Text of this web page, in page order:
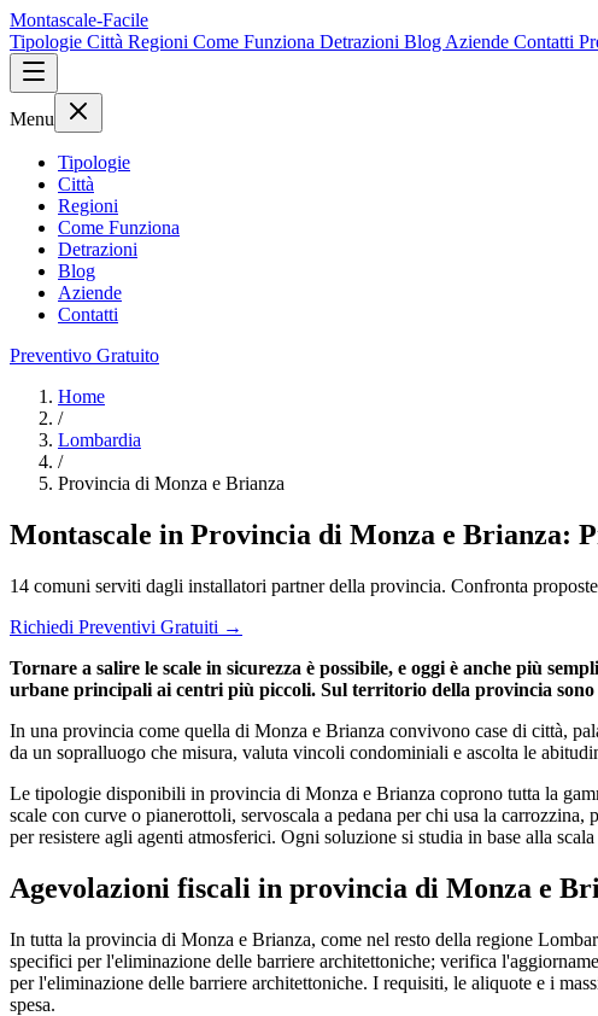
Montascale-Facile
Tipologie Città Regioni Come Funziona Detrazioni Blog Aziende Contatti
Menu
Tipologie
Città
Regioni
Come Funziona
Detrazioni
Blog
Aziende
Contatti
Preventivo Gratuito
Home
/
Lombardia
/
Provincia di Monza e Brianza
Montascale in Provincia di Monza e Brianza:
14 comuni serviti dagli installatori partner della provincia. Confronta
Richiedi Preventivi Gratuiti →
Tornare a salire le scale in sicurezza è possibile, e oggi è anche più
urbane principali ai centri più piccoli. Sul territorio della provincia
In una provincia come quella di Monza e Brianza convivono case di città,
da un sopralluogo che misura, valuta vincoli condominiali e ascolta le
Le tipologie disponibili in provincia di Monza e Brianza coprono tutta la
scale con curve o pianerottoli, servoscala a pedana per chi usa la
per resistere agli agenti atmosferici. Ogni soluzione si studia in base alla
Agevolazioni fiscali in provincia di Monza e
In tutta la provincia di Monza e Brianza, come nel resto della regione
specifici per l'eliminazione delle barriere architettoniche; verifica
per l'eliminazione delle barriere architettoniche. I requisiti, le aliquote e i
spesa.